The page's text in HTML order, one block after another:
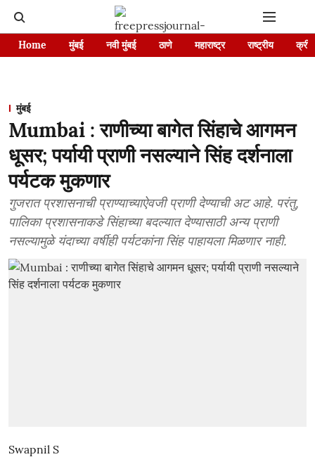
Home मुंबई नवी मुंबई ठाणे महाराष्ट्र राष्ट्रीय
मुंबई
Mumbai : राणीच्या बागेत सिंहाचे आगमन
धूसर; पर्यायी प्राणी नसल्याने सिंह दर्शनाला
पर्यटक मुकणार
गुजरात प्रशासनाची प्राण्याच्याऐवजी प्राणी देण्याची अट आहे. परंतु,
पालिका प्रशासनाकडे सिंहाच्या बदल्यात देण्यासाठी अन्य प्राणी
नसल्यामुळे यंदाच्या वर्षीही पर्यटकांना सिंह पाहायला मिळणार नाही.
Swapnil S